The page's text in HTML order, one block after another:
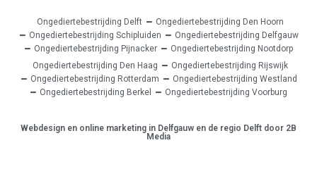
Ongediertebestrijding Delft
Ongediertebestrijding Den Hoorn
Ongediertebestrijding Schipluiden
Ongediertebestrijding Delfgauw
Ongediertebestrijding Pijnacker
Ongediertebestrijding Nootdorp
Ongediertebestrijding Den Haag
Ongediertebestrijding Rijswijk
Ongediertebestrijding Rotterdam
Ongediertebestrijding Westland
Ongediertebestrijding Berkel
Ongediertebestrijding Voorburg
Webdesign en online marketing in Delfgauw en de regio Delft door 2B
Media